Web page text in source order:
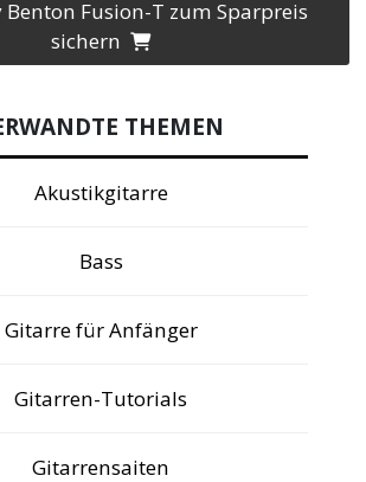
Benton Fusion-T zum Sparpreis
sichern
THEMEN
Akustikgitarre
Bass
Gitarre für Anfänger
Gitarren-Tutorials
Gitarrensaiten